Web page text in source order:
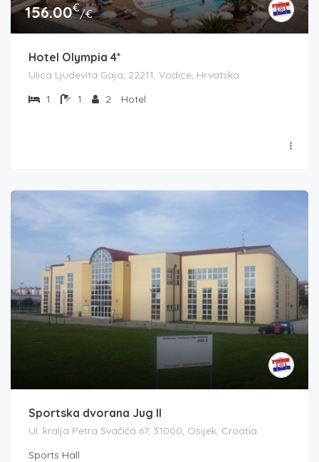
156.00€/€
Hotel Olympia 4*
Ulica Ljudevita Gaja, 22211, Vodice, Hrvatska
1
1 2 Hotel
Sportska dvorana Jug II
Ul. kralja Petra Svačića 67, 31000, Osijek, Croatia
Sports Hall